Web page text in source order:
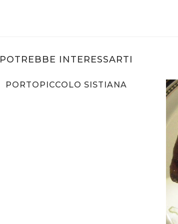
POTREBBE INTERESSARTI
PORTOPICCOLO SISTIANA